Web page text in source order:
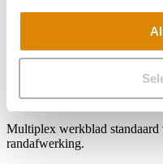
DE2615 RE
Multiplex werkblad
randafwerking.